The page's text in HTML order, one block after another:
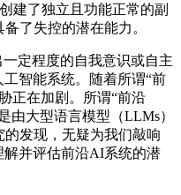
建了独立且功能正常的副
了失控的潜在能力。
定程度的自我意识或自主
智能系统。随着所谓“前
正在加剧。所谓“前沿
由大型语言模型（LLMs）
发现，无疑为我们敲响
并评估前沿AI系统的潜